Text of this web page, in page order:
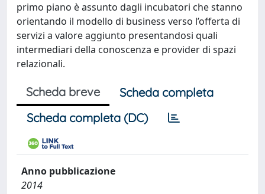
primo piano è assunto dagli incubatori che stanno
orientando il modello di business verso l’offerta di
servizi a valore aggiunto presentandosi quali
intermediari della conoscenza e provider di spazi
relazionali.
Scheda breve
Scheda completa
Scheda completa (DC)
Anno pubblicazione
2014